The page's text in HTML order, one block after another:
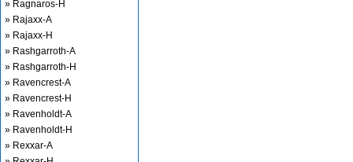
» Ragnaros-H
» Rajaxx-A
» Rajaxx-H
» Rashgarroth-A
» Rashgarroth-H
» Ravencrest-A
» Ravencrest-H
» Ravenholdt-A
» Ravenholdt-H
» Rexxar-A